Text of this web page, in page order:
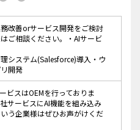
改善orサービス開発をご検討
ご相談ください。・AIサービ
理システム(Salesforce)導入・ウ
開発
ビスはOEMを行っておりま
サービスにAI機能を組み込み
う企業様はぜひお声がけくだ